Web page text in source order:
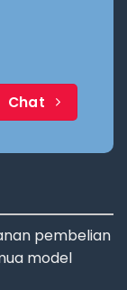
Chat
pembelian
model